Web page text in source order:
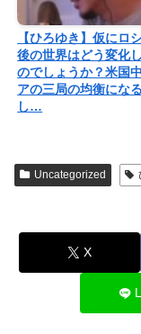
【ひろゆき】仮にロ
後の世界はどう変化
のでしょうか？米国
アの三局の均衡にな
し…
Uncategorized
X